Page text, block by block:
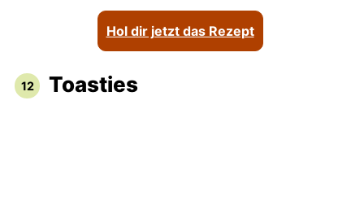
Hol dir jetzt das Rezept
Toasties